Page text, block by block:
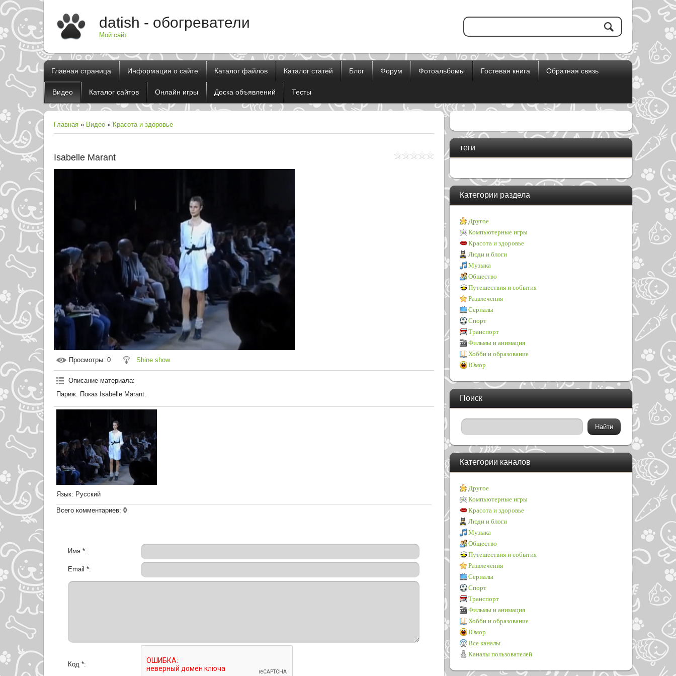
datish - обогреватели
Мой сайт
Главная страница Информация о сайте Каталог файлов Каталог статей Блог Форум Фотоальбомы Гостевая книга Обратная связь
Видео Каталог сайтов Онлайн игры Доска объявлений Тесты
Главная » Видео » Красота и здоровье
Isabelle Marant
Просмотры: 0 Shine show
Описание материала:
Париж. Показ Isabelle Marant.
Язык: Русский
Всего комментариев: 0
Имя *:
Email *:
Код *:
теги
Категории раздела
Другое
Компьютерные игры
Красота и здоровье
Люди и блоги
Музыка
Общество
Путешествия и события
Развлечения
Сериалы
Спорт
Транспорт
Фильмы и анимация
Хобби и образование
Юмор
Поиск
Категории каналов
Другое
Компьютерные игры
Красота и здоровье
Люди и блоги
Музыка
Общество
Путешествия и события
Развлечения
Сериалы
Спорт
Транспорт
Фильмы и анимация
Хобби и образование
Юмор
Все каналы
Каналы пользователей